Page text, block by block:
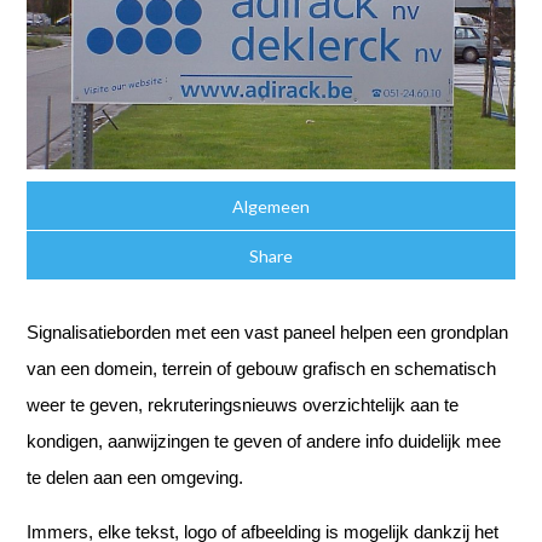
Algemeen
Share
Signalisatieborden met een vast paneel helpen een grondplan
van een domein, terrein of gebouw grafisch en schematisch
weer te geven, rekruteringsnieuws overzichtelijk aan te
kondigen, aanwijzingen te geven of andere info duidelijk mee
te delen aan een omgeving.
Immers, elke tekst, logo of afbeelding is mogelijk dankzij het